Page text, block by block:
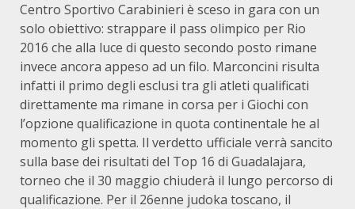
Centro Sportivo Carabinieri è sceso in gara con un
solo obiettivo: strappare il pass olimpico per Rio
2016 che alla luce di questo secondo posto rimane
invece ancora appeso ad un filo. Marconcini risulta
infatti il primo degli esclusi tra gli atleti qualificati
direttamente ma rimane in corsa per i Giochi con
l’opzione qualificazione in quota continentale he al
momento gli spetta. Il verdetto ufficiale verrà sancito
sulla base dei risultati del Top 16 di Guadalajara,
torneo che il 30 maggio chiuderà il lungo percorso di
qualificazione. Per il 26enne judoka toscano, il